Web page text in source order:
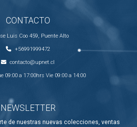
CONTACTO
Luis Coo 459, Puente Alto
+56991999472
contacto@upnet.cl
09:00 a 17:00hrs Vie 09:00 a 14:00
NEWSLETTER
de nuestras nuevas colecciones, ventas